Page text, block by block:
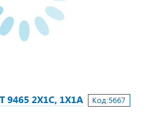
9465 2Х1С, 1Х1А Код:5667